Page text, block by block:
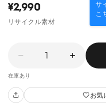
サ
こ
¥2,990
リサイクル素材
1
在庫あり
お気